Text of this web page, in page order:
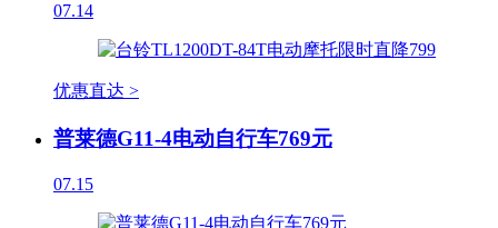
07.14
优惠直达 >
普莱德G11-4电动自行车769元
07.15